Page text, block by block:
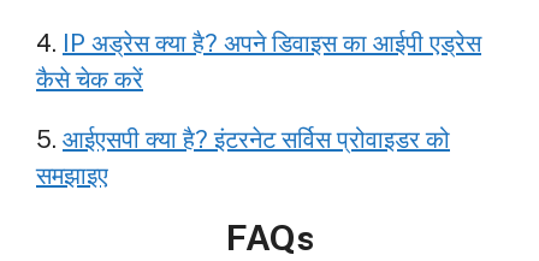
4. IP अड्रेस क्या है? अपने डिवाइस का आईपी एड्रेस
कैसे चेक करें
5. आईएसपी क्या है? इंटरनेट सर्विस प्रोवाइडर को
समझाइए
FAQs